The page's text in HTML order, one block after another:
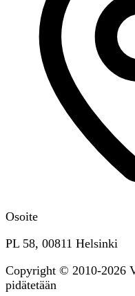
Osoite
PL 58, 00811 Helsinki
Copyright © 2010-2026
pidätetään